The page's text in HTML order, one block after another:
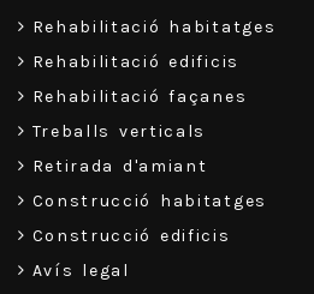
Rehabilitació habitatges
Rehabilitació edificis
Rehabilitació façanes
Treballs verticals
Retirada d'amiant
Construcció habitatges
Construcció edificis
Avís legal